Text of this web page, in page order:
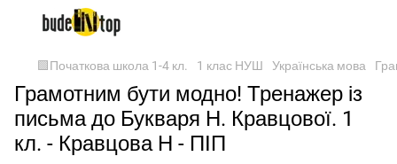
🟩Початкова школа 1-4 кл. 1 клас НУШ Українська мова
Грамотним бути модно! Тренажер із
письма до Букваря Н. Кравцової. 1
кл. - Кравцова Н - ПІП